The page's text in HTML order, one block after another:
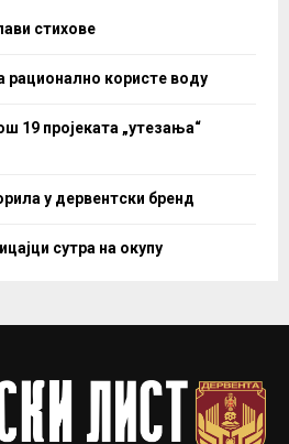
стихове
рационално користе воду
19 пројеката „утезања“
у дервентски бренд
сутра на окупу